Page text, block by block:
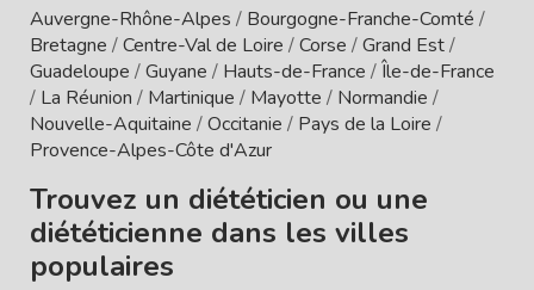
Auvergne-Rhône-Alpes / Bourgogne-Franche-Comté /
Bretagne /Centre-Val de Loire /Corse /Grand Est/
Guadeloupe /Guyane / Hauts-de-France /Île-de-France
/ La Réunion / Martinique / Mayotte / Normandie /
Nouvelle-Aquitaine /Occitanie / Pays de la Loire /
Provence-Alpes-Côte d'Azur
Trouvez un diététicien ou une
diététicienne dans les villes
populaires